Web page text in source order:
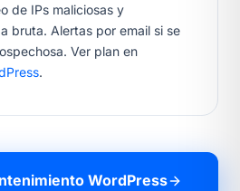
de IPs maliciosas y
bruta. Alertas por email si se
Ver plan en
.
WordPress